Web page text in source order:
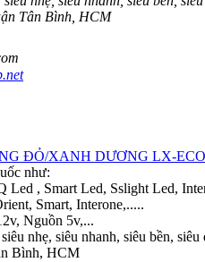
Tân Bình, HCM
ĐỎ/XANH DƯƠNG LX-
như:
, Smart Led, Sslight Led,
Smart, Interone,.....
Nguồn 5v,...
nhẹ, siêu nhanh, siêu bền, siêu
Bình, HCM